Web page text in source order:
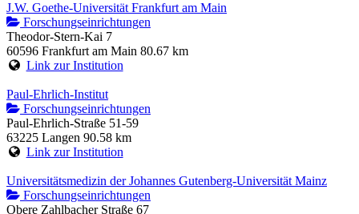
J.W. Goethe-Universität Frankfurt am Main
Forschungseinrichtungen
Theodor-Stern-Kai 7
60596 Frankfurt am Main 80.67 km
Link zur Institution
Paul-Ehrlich-Institut
Forschungseinrichtungen
Paul-Ehrlich-Straße 51-59
63225 Langen 90.58 km
Link zur Institution
Universitätsmedizin der Johannes Gutenberg-Universität Mainz
Forschungseinrichtungen
Obere Zahlbacher Straße 67